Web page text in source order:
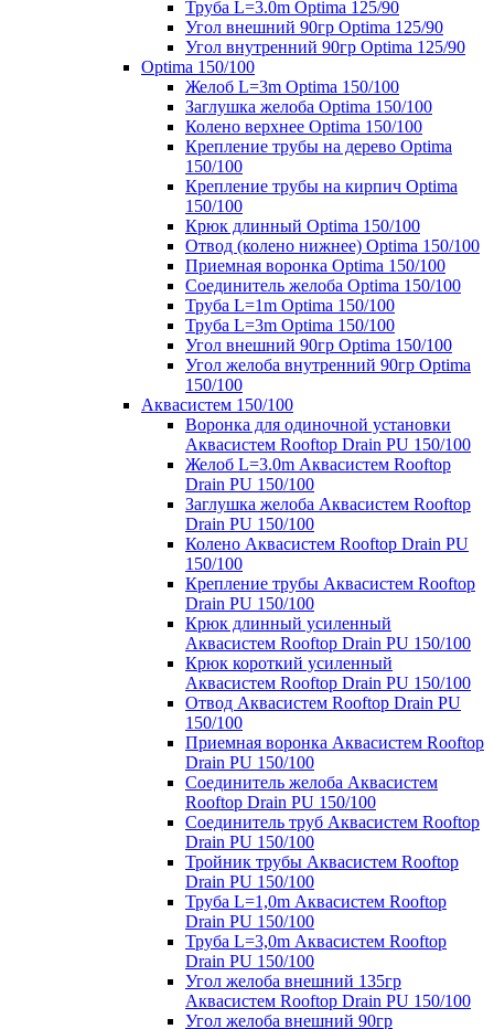
Труба L=3.0m Optima 125/90
Угол внешний 90гр Optima 125/90
Угол внутренний 90гр Optima 125/90
Optima 150/100
Желоб L=3m Optima 150/100
Заглушка желоба Optima 150/100
Колено верхнее Optima 150/100
Крепление трубы на дерево Optima
150/100
Крепление трубы на кирпич Optima
150/100
Крюк длинный Optima 150/100
Отвод (колено нижнее) Optima 150/100
Приемная воронка Optima 150/100
Соединитель желоба Optima 150/100
Труба L=1m Optima 150/100
Труба L=3m Optima 150/100
Угол внешний 90гр Optima 150/100
Угол желоба внутренний 90гр Optima
150/100
Аквасистем 150/100
Воронка для одиночной установки
Аквасистем Rooftop Drain PU 150/100
Желоб L=3.0m Аквасистем Rooftop
Drain PU 150/100
Заглушка желоба Аквасистем Rooftop
Drain PU 150/100
Колено Аквасистем Rooftop Drain PU
150/100
Крепление трубы Аквасистем Rooftop
Drain PU 150/100
Крюк длинный усиленный
Аквасистем Rooftop Drain PU 150/100
Крюк короткий усиленный
Аквасистем Rooftop Drain PU 150/100
Отвод Аквасистем Rooftop Drain PU
150/100
Приемная воронка Аквасистем Rooftop
Drain PU 150/100
Соединитель желоба Аквасистем
Rooftop Drain PU 150/100
Соединитель труб Аквасистем Rooftop
Drain PU 150/100
Тройник трубы Аквасистем Rooftop
Drain PU 150/100
Труба L=1,0m Аквасистем Rooftop
Drain PU 150/100
Труба L=3,0m Аквасистем Rooftop
Drain PU 150/100
Угол желоба внешний 135гр
Аквасистем Rooftop Drain PU 150/100
Угол желоба внешний 90гр